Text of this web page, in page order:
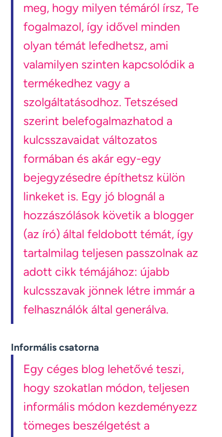
meg, hogy milyen témáról írsz, Te
fogalmazol, így idővel minden
olyan témát lefedhetsz, ami
valamilyen szinten kapcsolódik a
termékedhez vagy a
szolgáltatásodhoz. Tetszésed
szerint belefogalmazhatod a
kulcsszavaidat változatos
formában és akár egy-egy
bejegyzésedre építhetsz külön
linkeket is. Egy jó blognál a
hozzászólások követik a blogger
(az író) által feldobott témát, így
tartalmilag teljesen passzolnak az
adott cikk témájához: újabb
kulcsszavak jönnek létre immár a
felhasználók által generálva.
Informális csatorna
Egy céges blog lehetővé teszi,
hogy szokatlan módon, teljesen
informális módon kezdeményezz
tömeges beszélgetést a